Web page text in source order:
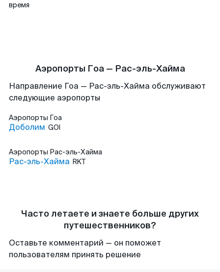
время
Аэропорты Гоа — Рас-эль-Хайма
Направление Гоа — Рас-эль-Хайма обслуживают
следующие аэропорты
Аэропорты Гоа
Доболим GOI
Аэропорты Рас-эль-Хайма
Рас-эль-Хайма RKT
Часто летаете и знаете больше других
путешественников?
Оставьте комментарий — он поможет
пользователям принять решение